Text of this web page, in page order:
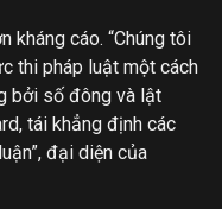
kháng cáo. “Chúng tôi
thi pháp luật một cách
bởi số đông và lật
tái khẳng định các
đại diện của